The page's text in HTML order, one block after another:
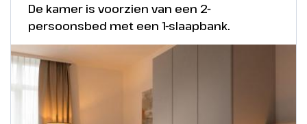
De kamer is voorzien van een 2-
persoonsbed met een 1-slaapbank.